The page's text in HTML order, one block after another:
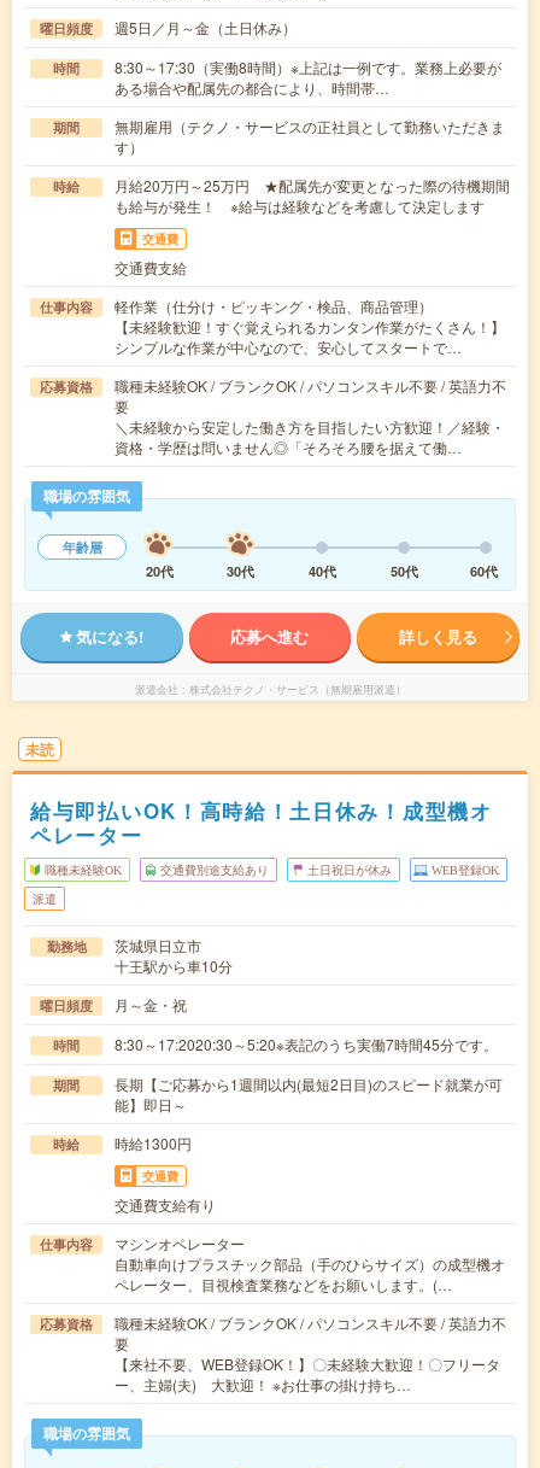
曜日頻度 週5日／月～金（土日休み）
時間
8:30～17:30（実働8時間）※上記は一例です。業務上必要が
ある場合や配属先の都合により、時間帯…
期間
無期雇用（テクノ・サービスの正社員として勤務いただきま
す）
時給
月給20万円～25万円 ★配属先が変更となった際の待機期間
も給与が発生！ ※給与は経験などを考慮して決定します
交通費
交通費支給
仕事内容
軽作業（仕分け・ピッキング・検品、商品管理）
【未経験歓迎！すぐ覚えられるカンタン作業がたくさん！】
シンプルな作業が中心なので、安心してスタートで…
応募資格
職種未経験OK / ブランクOK / パソコンスキル不要 / 英語力不
要
＼未経験から安定した働き方を目指したい方歓迎！／経験・
資格・学歴は問いません◎「そろそろ腰を据えて働…
職場の雰囲気
年齢層
20代
30代 40代 50代 60代
気になる! 応募へ進む 詳しく見る
派遣会社 株式会社テクノ・サービス（無期雇用派遣）
未読
給与即払いOK！高時給！土日休み！成型機オ
ペレーター
職種未経験OK 交通費別途支給あり 土日祝日が休み WEB登録OK
派遣
勤務地
茨城県日立市
十王駅から車10分
曜日頻度 月～金・祝
時間 8:30～17:2020:30～5:20※表記のうち実働7時間45分です。
期間
長期【ご応募から1週間以内(最短2日目)のスピード就業が可
能】即日～
時給 時給1300円
交通費
交通費支給有り
仕事内容
マシンオペレーター
自動車向けプラスチック部品（手のひらサイズ）の成型機オ
ペレーター、目視検査業務などをお願いします。(…
応募資格
職種未経験OK / ブランクOK / パソコンスキル不要 / 英語力不
要
【来社不要、WEB登録OK！】〇未経験大歓迎！〇フリータ
ー、主婦(夫) 大歓迎！ ※お仕事の掛け持ち…
職場の雰囲気